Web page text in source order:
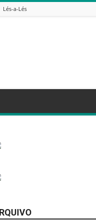
Lés-a-Lés